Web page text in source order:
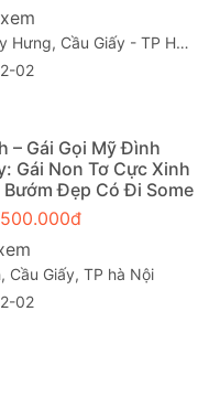
Cầu Giấy - TP Hà Nội
02
– Gái Gọi Mỹ Đình
Gái Non Tơ Cực Xinh
Bướm Đẹp Có Đi Some
500.000đ
Cầu Giấy, TP hà Nội
02